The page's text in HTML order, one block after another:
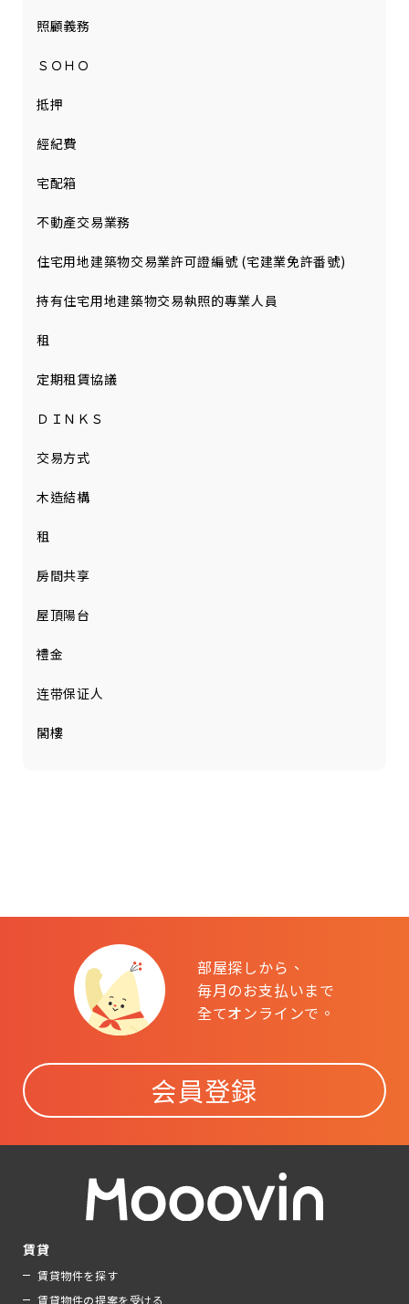
照顧義務
ＳＯＨＯ
抵押
經紀費
宅配箱
不動產交易業務
住宅用地建築物交易業許可證編號 (宅建業免許番號)
持有住宅用地建築物交易執照的專業人員
租
定期租賃協議
ＤＩＮＫＳ
交易方式
木造結構
租
房間共享
屋頂陽台
禮金
连带保证人
閣樓
部屋探しから、
毎月のお支払いまで
全てオンラインで。
会員登録
賃貸
賃貸物件を探す
賃貸物件の提案を受ける